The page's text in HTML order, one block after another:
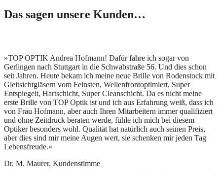
Das sagen unsere Kunden…
»TOP OPTIK Andrea Hofmann! Dafür fahre ich sogar von
Gerlingen nach Stuttgart in die Schwabstraße 56. Und dies schon
seit Jahren. Heute bekam ich meine neue Brille von Rodenstock mit
Gleitsichtgläsern vom Feinsten, Wellenfrontoptimiert, Super
Entspiegelt, Hartschicht, Super Cleanschicht. Da es nicht meine
erste Brille von TOP Optik ist und ich aus Erfahrung weiß, dass ich
von Frau Hofmann, aber auch Ihren Mitarbeitern immer qualifiziert
und ohne Zeitdruck beraten werde, fühle ich mich bei diesem
Optiker besonders wohl. Qualität hat natürlich auch seinen Preis,
aber dies sind mir meine Augen wert, sie schenken mir jeden Tag
Lebensfreude.«
Dr. M. Maurer, Kundenstimme